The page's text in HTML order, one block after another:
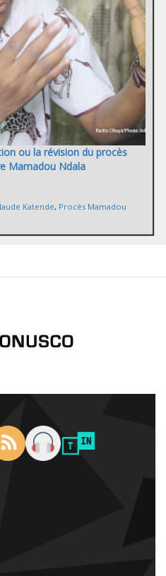
ou la révision du procès
Mamadou Ndala
Katende, Procès Mamadou